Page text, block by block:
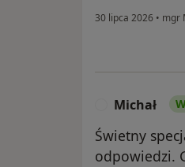
30 lipca 2026 • mgr
Michał
Świetny
odpowiedzi.